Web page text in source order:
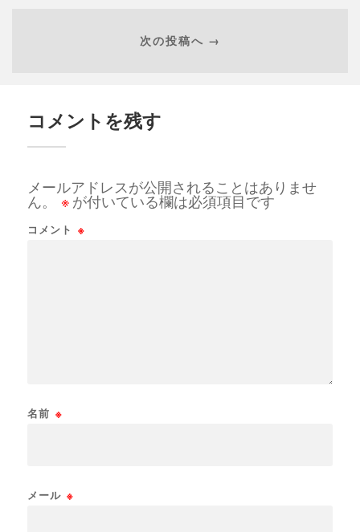
次の投稿へ →
コメントを残す
メールアドレスが公開されることはありませ
ん。
※ が付いている欄は必須項目です
コメント ※
名前 ※
メール ※